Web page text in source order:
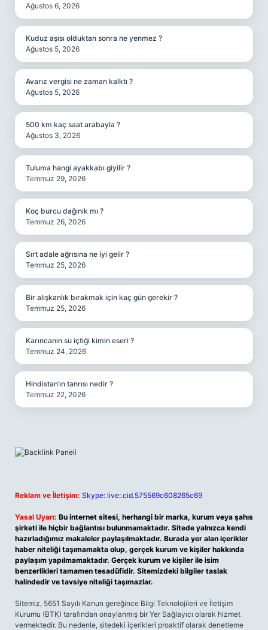
Ağustos 6, 2026
Kuduz aşısı olduktan sonra ne yenmez ?
Ağustos 5, 2026
Avarız vergisi ne zaman kalktı ?
Ağustos 5, 2026
500 km kaç saat arabayla ?
Ağustos 3, 2026
Tuluma hangi ayakkabı giyilir ?
Temmuz 29, 2026
Koç burcu dağınık mı ?
Temmuz 26, 2026
Sırt adale ağrısına ne iyi gelir ?
Temmuz 25, 2026
Bir alışkanlık bırakmak için kaç gün gerekir ?
Temmuz 25, 2026
Karıncanın su içtiği kimin eseri ?
Temmuz 24, 2026
Hindistan’ın tanrısı nedir ?
Temmuz 22, 2026
Reklam ve İletişim: Skype: live:.cid.575569c608265c69
Yasal Uyarı: Bu internet sitesi, herhangi bir marka, kurum veya şahıs
şirketi ile hiçbir bağlantısı bulunmamaktadır. Sitede yalnızca kendi
hazırladığımız makaleler paylaşılmaktadır. Burada yer alan içerikler
haber niteliği taşımamakta olup, gerçek kurum ve kişiler hakkında
paylaşım yapılmamaktadır. Gerçek kurum ve kişiler ile isim
benzerlikleri tamamen tesadüfidir. Sitemizdeki bilgiler taslak
halindedir ve tavsiye niteliği taşımazlar.
Sitemiz, 5651 Sayılı Kanun gereğince Bilgi Teknolojileri ve İletişim
Kurumu (BTK) tarafından onaylanmış bir Yer Sağlayıcı olarak hizmet
vermektedir. Bu nedenle, sitedeki içerikleri proaktif olarak denetleme